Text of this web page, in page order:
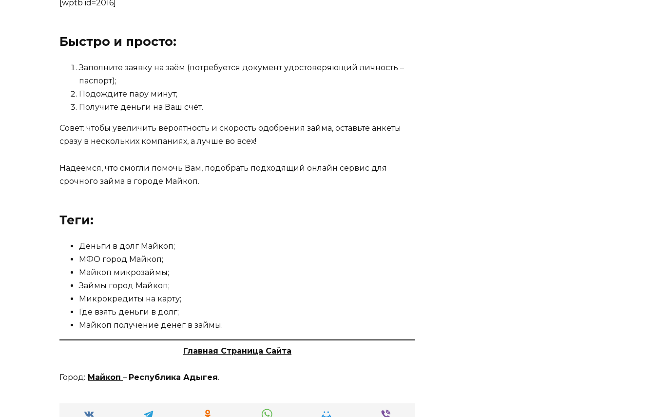
[wptb id=2016]
Быстро и просто:
Заполните заявку на заём (потребуется документ удостоверяющий личность –
паспорт);
Подождите пару минут;
Получите деньги на Ваш счёт.
Совет: чтобы увеличить вероятность и скорость одобрения займа, оставьте анкеты
сразу в нескольких компаниях, а лучше во всех!
Надеемся, что смогли помочь Вам, подобрать подходящий онлайн сервис для
срочного займа в городе Майкоп.
Теги:
Деньги в долг Майкоп;
МФО город Майкоп;
Майкоп микрозаймы;
Займы город Майкоп;
Микрокредиты на карту;
Где взять деньги в долг;
Майкоп получение денег в займы.
Главная Страница Сайта
Город: Майкоп – Республика Адыгея.